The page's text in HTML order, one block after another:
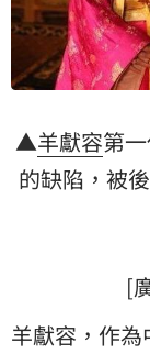
▲羊獻容第
的缺陷，被
[
羊獻容，作